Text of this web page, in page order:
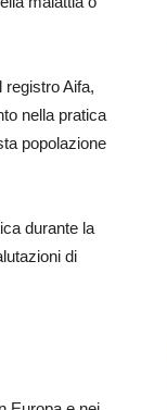
Aifa,
nella pratica
popolazione
durante la
di